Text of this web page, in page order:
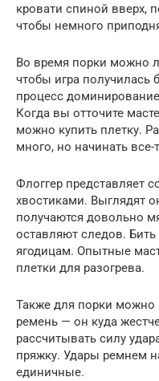
кровати спиной вверх,
чтобы немного
Во время порки можно
чтобы игра получилась
процесс
Когда вы отточите
можно купить плетку.
много, но начинать
Флоггер представляет
хвостиками. Выглядят
получаются довольно
оставляют следов.
ягодицам. Опытные
плетки для разогрева.
Также для порки можно
ремень — он куда
рассчитывать силу
пряжку. Удары ремнем
единичные.